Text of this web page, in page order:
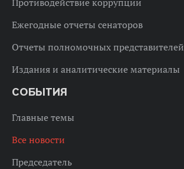
Противодействие коррупции
Ежегодные отчеты сенаторов
Отчеты полномочных представителей
Издания и аналитические материалы
СОБЫТИЯ
Главные темы
Все новости
Председатель